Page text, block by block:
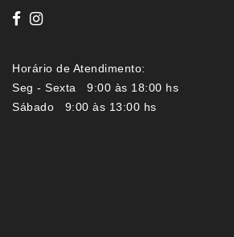
Horário de Atendimento:
Seg - Sexta 9:00 às 18:00 hs
Sábado 9:00 às 13:00 hs